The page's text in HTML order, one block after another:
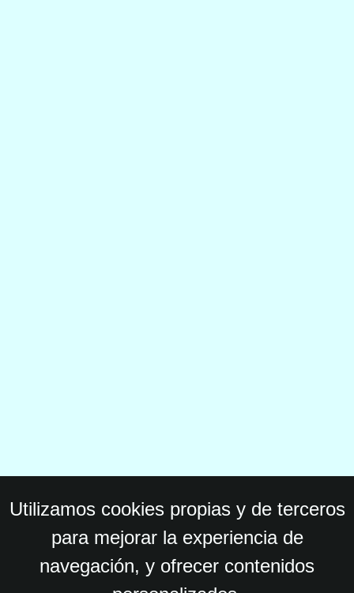
Utilizamos cookies propias y de terceros
para mejorar la experiencia de
navegación, y ofrecer contenidos